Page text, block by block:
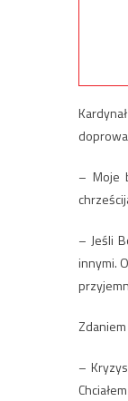
– Moje
– Jeśli
innymi.
–